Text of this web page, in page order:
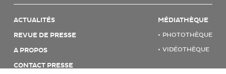
ACTUALITÉS
REVUE DE PRESSE
A PROPOS
CONTACT PRESSE
MÉDIATHÈQUE
PHOTOTHÈQUE
VIDÉOTHÈQUE